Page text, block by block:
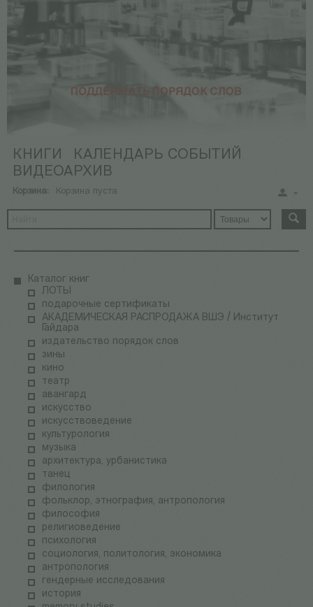
КНИГИ
КАЛЕНДАРЬ СОБЫТИЙ
ВИДЕОАРХИВ
Корзина: Корзина пуста
Каталог книг
ЛОТЫ
подарочные сертификаты
АКАДЕМИЧЕСКАЯ РАСПРОДАЖА ВШЭ / Институт
Гайдара
издательство порядок слов
зины
кино
театр
авангард
искусство
искусствоведение
культурология
музыка
архитектура, урбанистика
танец
филология
фольклор, этнография, антропология
философия
религиоведение
психология
социология, политология, экономика
антропология
гендерные исследования
история